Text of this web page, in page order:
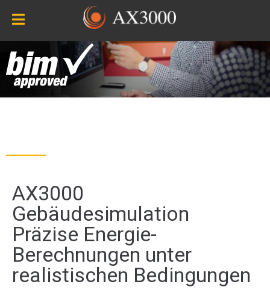
ON
AX3000
Gebäudesimulation
Präzise Energie-
Berechnungen unter
realistischen Bedingungen